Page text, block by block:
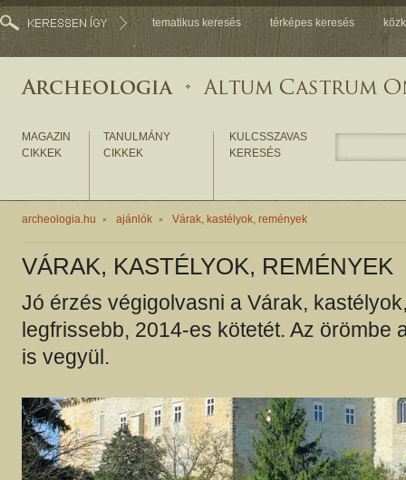
tematikus keresés térképes keresés
MAGAZIN
CIKKEK
TANULMÁNY
CIKKEK
KULCSSZAVAS
KERESÉS
archeologia.hu ajánlók Várak, kastélyok, remények
VÁRAK, KASTÉLYOK, REMÉNYEK
Jó érzés végigolvasni a Várak,
legfrissebb, 2014-es kötetét. Az örömbe
is vegyül.